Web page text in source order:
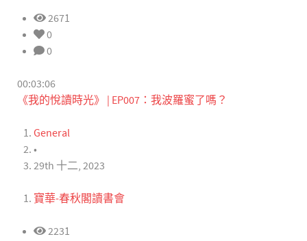
2671
0
0
00:03:06
《我的悅讀時光》 | EP007：我波羅蜜了嗎？
General
•
29th 十二, 2023
寶華-春秋閣讀書會
2231